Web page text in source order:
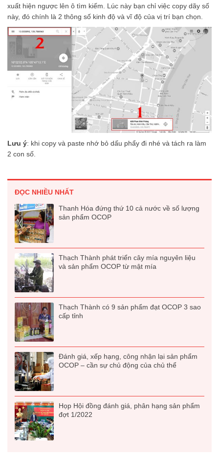
xuất hiện ngược lên ô tìm kiếm. Lúc này bạn chỉ việc copy dãy số
này, đó chính là 2 thông số kinh độ và vĩ độ của vị trí bạn chọn.
Lưu ý: khi copy và paste nhớ bỏ dấu phẩy đi nhé và tách ra làm
2 con số.
ĐỌC NHIỀU NHẤT
Thanh Hóa đứng thứ 10 cả nước về số lượng
sản phẩm OCOP
Thạch Thành phát triển cây mía nguyên liệu
và sản phẩm OCOP từ mật mía
Thạch Thành có 9 sản phẩm đạt OCOP 3 sao
cấp tỉnh
Đánh giá, xếp hạng, công nhận lại sản phẩm
OCOP – cần sự chủ động của chủ thể
Họp Hội đồng đánh giá, phân hạng sản phẩm
đợt 1/2022